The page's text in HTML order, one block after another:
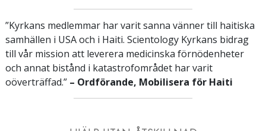
”Kyrkans medlemmar har varit sanna vänner till haitiska
samhällen i USA och i Haiti. Scientology Kyrkans bidrag
till vår mission att leverera medicinska förnödenheter
och annat bistånd i katastrofområdet har varit
oöverträffad.” – Ordförande, Mobilisera för Haiti